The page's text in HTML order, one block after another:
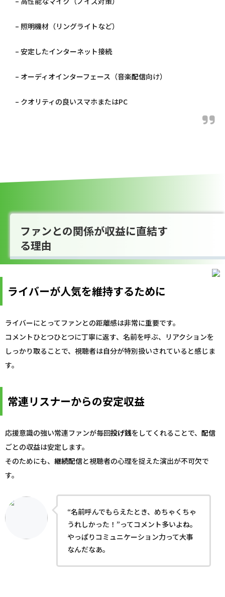
– 照明機材（リングライトなど）
– 安定したインターネット接続
– オーディオインターフェース（音楽配信向け）
– クオリティの良いスマホまたはPC
ファンとの関係が収益に直結す
る理由
ライバーが人気を維持するために
ライバーにとってファンとの距離感は非常に重要です。
コメントひとつひとつに丁寧に返す、名前を呼ぶ、リアクションを
しっかり取ることで、視聴者は自分が特別扱いされていると感じま
す。
常連リスナーからの安定収益
応援意識の強い常連ファンが毎回投げ銭をしてくれることで、 配信
ごとの収益は安定します。
そのためにも、 継続配信と視聴者の心理を捉えた演出が不可欠で
す。
“名前呼んでもらえたとき、めちゃくちゃ
うれしかった！”ってコメント多いよね。
やっぱりコミュニケーション力って大事
なんだなあ。